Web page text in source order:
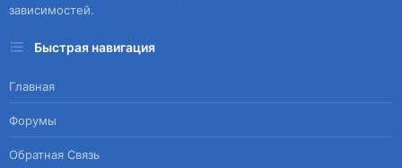
зависимостей.
Быстрая навигация
Главная
Форумы
Обратная Связь